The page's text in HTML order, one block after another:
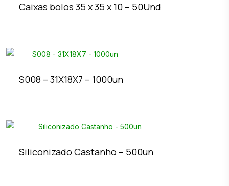
Caixas bolos 35 x 35 x 10 – 50Und
S008 – 31X18X7 – 1000un
Siliconizado Castanho – 500un